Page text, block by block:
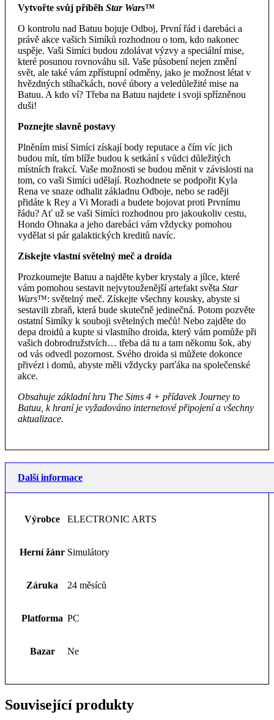
Vytvořte svůj příběh Star Wars™
O kontrolu nad Batuu bojuje Odboj, První řád i darebáci a
právě akce vašich Simíků rozhodnou o tom, kdo nakonec
uspěje. Vaši Simíci budou zdolávat výzvy a speciální mise,
které posunou rovnováhu sil. Vaše působení nejen změní
svět, ale také vám zpřístupní odměny, jako je možnost létat v
hvězdných stíhačkách, nové úbory a veledůležité mise na
Batuu. A kdo ví? Třeba na Batuu najdete i svoji spřízněnou
duši!
Poznejte slavně postavy
Plněním misí Simíci získají body reputace a čím víc jich
budou mít, tím blíže budou k setkání s vůdci důležitých
místních frakcí. Vaše možnosti se budou měnit v závislosti na
tom, co vaši Simíci udělají. Rozhodnete se podpořit Kyla
Rena ve snaze odhalit základnu Odboje, nebo se raději
přidáte k Rey a Vi Moradi a budete bojovat proti Prvnímu
řádu? Ať už se vaši Simíci rozhodnou pro jakoukoliv cestu,
Hondo Ohnaka a jeho darebáci vám vždycky pomohou
vydělat si pár galaktických kreditů navíc.
Získejte vlastní světelný meč a droida
Prozkoumejte Batuu a najděte kyber krystaly a jílce, které
vám pomohou sestavit nejvytouženější artefakt světa Star
Wars™: světelný meč. Získejte všechny kousky, abyste si
sestavili zbraň, která bude skutečně jedinečná. Potom pozvěte
ostatní Simíky k souboji světelných mečů! Nebo zajděte do
depa droidů a kupte si vlastního droida, který vám pomůže při
vašich dobrodružstvích… třeba dá tu a tam někomu šok, aby
od vás odvedl pozornost. Svého droida si můžete dokonce
přivézt i domů, abyste měli vždycky parťáka na společenské
akce.
Obsahuje základní hru The Sims 4 + přídavek Journey to
Batuu, k hraní je vyžadováno internetové připojení a všechny
aktualizace.
Další informace
Výrobce ELECTRONIC ARTS
Herní žánr Simulátory
Záruka 24 měsíců
Platforma PC
Bazar Ne
Související produkty